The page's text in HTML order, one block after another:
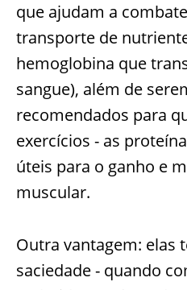
que ajudam a
transporte de
hemoglobina que
sangue), além de
recomendados para
exercícios - as
úteis para o ganho e
muscular.
Outra vantagem: elas
saciedade - quando